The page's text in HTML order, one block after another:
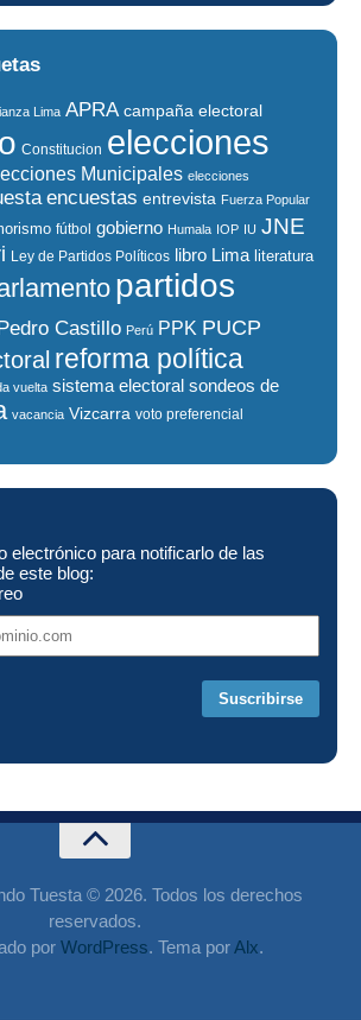
Lima APRA campaña electoral
Constitucion elecciones
Municipales elecciones
encuestas entrevista Fuerza Popular
fútbol gobierno Humala IOP IU JNE
Ley de Partidos Políticos libro Lima literatura
partidos
Pedro Castillo Perú PPK PUCP
reforma política
vuelta sistema electoral sondeos de
vacancia Vizcarra voto preferencial
electrónico para notificarlo de las
este blog:
Tuesta © 2026. Todos los derechos
reservados.
por WordPress. Tema porAlx.